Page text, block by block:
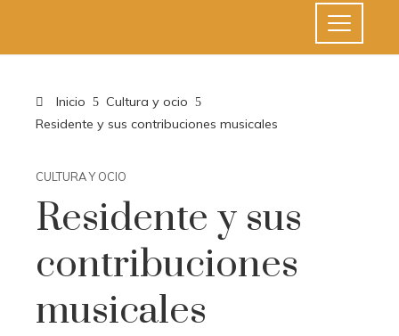
Inicio
Cultura y ocio
Residente y sus contribuciones musicales
CULTURA Y OCIO
Residente y sus
contribuciones
musicales